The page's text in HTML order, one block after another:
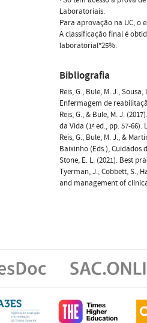
Laboratoriais.
Para aprovação na UC, o
A classificação final é
laboratorial*25%.
Bibliografia
Reis, G., Bule, M. J.,
Enfermagem de
Reis, G., & Bule, M. J.
da Vida (1ª ed., pp. 57-
Reis, G., Bule, M. J., &
Baixinho (Eds.), Cuidados
Stone, E. L. (2021). Best
Tyerman, J., Cobbett, S.,
and management of